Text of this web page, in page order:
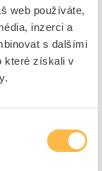
web používáte,
inzerci a
s dalšími
které získali v
Cena na poptání